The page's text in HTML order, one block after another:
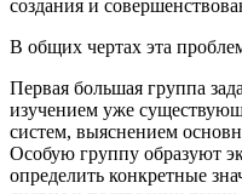
создания и
В общих чертах эта
Первая большая группа
изучением уже
систем, выяснением
Особую группу образуют
определить конкретные